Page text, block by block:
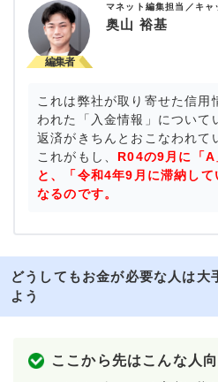
マネット編集担当／キャ
奥山 裕基
これは弊社が取り寄せた信用
われた「入金情報」について
返済がきちんとおこなわれて
これがもし、 R04の9月に「A
と、「令和4年9月に滞納し
なるのです。
どうしてもお金が必要な人は大
よう
ここから先はこんな人